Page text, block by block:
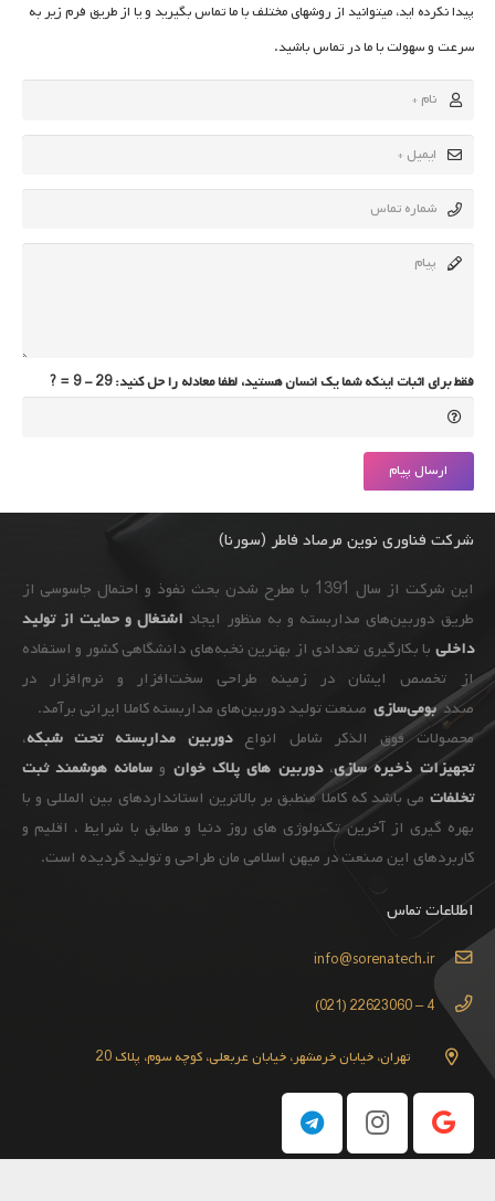
پیدا نکرده اید، میتوانید از روشهای مختلف با ما تماس بگیرید و یا از طریق فرم زیر به
سرعت و سهولت با ما در تماس باشید.
فقط برای اثبات اینکه شما یک انسان هستید، لطفا معادله را حل کنید:29 - 9 = ?
ارسال پیام
شرکت فناوری نوین مرصاد فاطر (سورنا)
این شرکت از سال 1391 با مطرح شدن بحث نفوذ و احتمال جاسوسی از
طریق دوربین‌های مداربسته و به ‌منظور ایجاد اشتغال و حمایت از تولید
داخلی با بکارگیری تعدادی از بهترین نخبه‌های دانشگاهی کشور و استفاده
از تخصص ایشان در زمینه طراحی سخت‌افزار و نرم‌افزار در
صددبومی‌سازی صنعت تولید دوربین‌های مداربسته کاملا ایرانی برآمد.
محصولات فوق الذکر شامل انواع دوربین مداربسته تحت شبکه،
تجهیزات ذخیره سازی، دوربین های پلاک خوان وسامانه هوشمند ثبت
تخلفات می باشد که کاملا منطبق بر بالاترین استانداردهای بین المللی و با
بهره گیری از آخرین تکنولوژی های روز دنیا و مطابق با شرایط ، اقلیم و
کاربردهای این صنعت در میهن اسلامی مان طراحی و تولید گردیده است.
اطلاعات تماس
info@sorenatech.ir
4 – 22623060 (021)
تهران، خیابان خرمشهر، خیابان عربعلی، کوچه سوم، پلاک 20